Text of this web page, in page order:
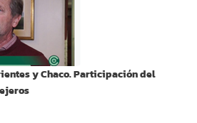
y Chaco. Participación del